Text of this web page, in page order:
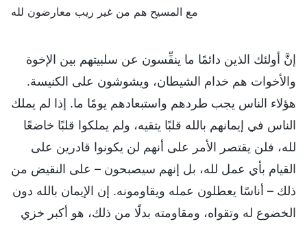
مع المسيح هم من غير ريب معارضون لله
إنَّ أولئك الذين دائمًا ما ينفِّسون عن سلبيتهم بين الإخوة
والأخوات هم خدام الشيطان، ويشوشون على الكنيسة.
هؤلاء الناس يجب طردهم واستبعادهم يومًا ما. إذا لم يملك
الناس في إيمانهم بالله قلبًا يتقيه، ولم يملكوا قلبًا خاضعًا
لله، فلن يقتصر الأمر على أنهم لن يكونوا قادرين على
القيام بأي عمل لله، بل إنهم سيصبحون – على النقيض من
ذلك – أناسًا يعطلون عمله ويقاومونه. إن الإيمان بالله دون
الخضوع له وتقواه، ومقاومته بدلًا من ذلك، هو أكبر خزي